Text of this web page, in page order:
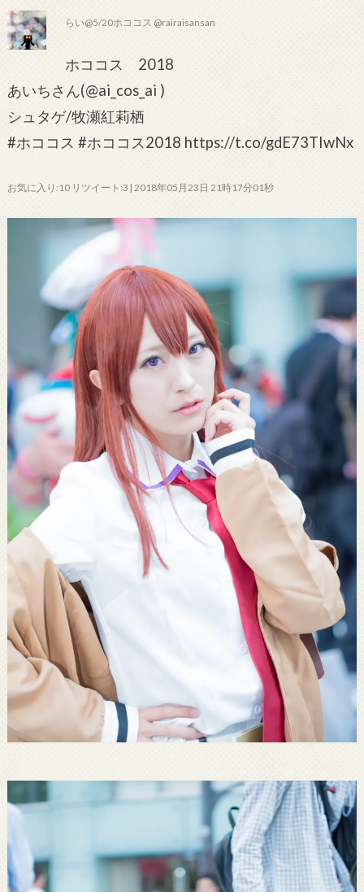
らい@5/20ホココス @rairaisansan
ホココス 2018
あいちさん(@ai_cos_ai )
シュタゲ/牧瀬紅莉栖
#ホココス #ホココス2018 https://t.co/gdE73TIwNx
お気に入り:10 リツイート:3 | 2018年05月23日 21時17分01秒